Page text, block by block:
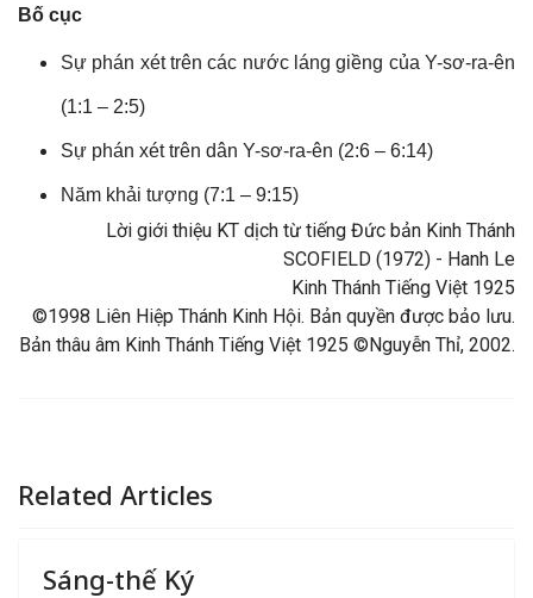
Bố cục
Sự phán xét trên các nước láng giềng của Y-sơ-ra-ên
(1:1 – 2:5)
Sự phán xét trên dân Y-sơ-ra-ên (2:6 – 6:14)
Năm khải tượng (7:1 – 9:15)
Lời giới thiệu KT dịch từ tiếng Đức bản Kinh Thánh
SCOFIELD (1972) - Hanh Le
Kinh Thánh Tiếng Việt 1925
©1998 Liên Hiệp Thánh Kinh Hội. Bản quyền được bảo lưu.
Bản thâu âm Kinh Thánh Tiếng Việt 1925 ©Nguyễn Thỉ, 2002.
Related Articles
Sáng-thế Ký